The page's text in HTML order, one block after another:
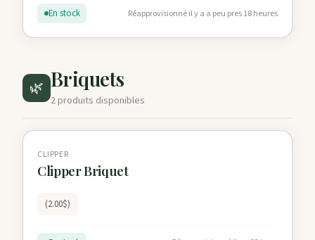
En stock Réapprovisionné il y a a peu pres 18 heures
🌿 Briquets
2 produits disponibles
CLIPPER
Clipper Briquet
(2.00$)